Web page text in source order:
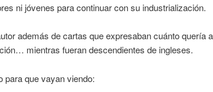
ni jóvenes para continuar con su industrialización.
además de cartas que expresaban cuánto quería
mientras fueran descendientes de ingleses.
para que vayan viendo: